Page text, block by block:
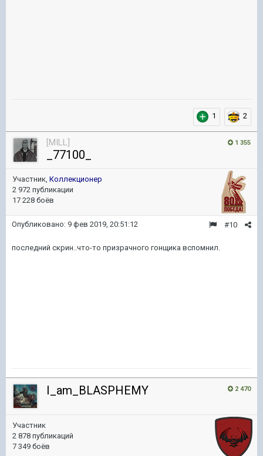
1 2
1 355
[MILL]
_77100_
Участник, Коллекционер
2 972 публикации
17 228 боёв
#10
Опубликовано: 9 фев 2019, 20:51:12
последний скрин..что-то призрачного гонщика вспомнил.
2 470
I_am_BLASPHEMY
Участник
2 878 публикаций
7 349 боёв